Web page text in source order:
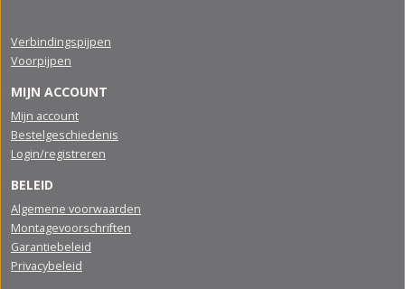
Verbindingspijpen
Voorpijpen
MIJN ACCOUNT
Mijn account
Bestelgeschiedenis
Login/registreren
BELEID
Algemene voorwaarden
Montagevoorschriften
Garantiebeleid
Privacybeleid